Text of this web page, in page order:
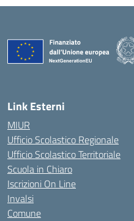
Link Esterni
MIUR
Ufficio Scolastico Regionale
Ufficio Scolastico Territoriale
Scuola in Chiaro
Iscrizioni On Line
Invalsi
Comune